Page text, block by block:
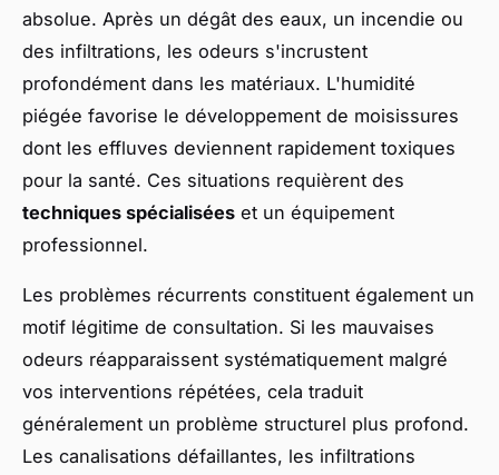
absolue. Après un dégât des eaux, un incendie ou
des infiltrations, les odeurs s'incrustent
profondément dans les matériaux. L'humidité
piégée favorise le développement de moisissures
dont les effluves deviennent rapidement toxiques
pour la santé. Ces situations requièrent des
techniques spécialisées et un équipement
professionnel.
Les problèmes récurrents constituent également un
motif légitime de consultation. Si les mauvaises
odeurs réapparaissent systématiquement malgré
vos interventions répétées, cela traduit
généralement un problème structurel plus profond.
Les canalisations défaillantes, les infiltrations